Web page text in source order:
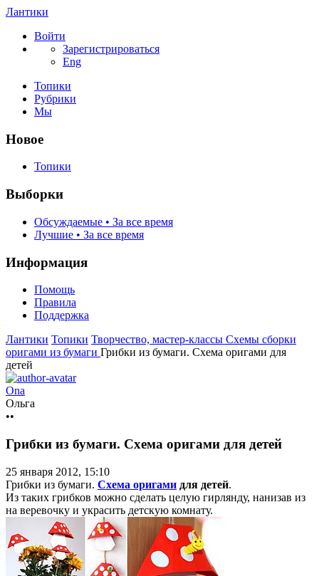
Лантики
Войти
Зарегистрироваться
Eng
Топики
Рубрики
Мы
Новое
Топики
Выборки
Обсуждаемые • За все время
Лучшие • За все время
Информация
Помощь
Правила
Поддержка
Лантики Топики Творчество, мастер-классы Схемы сборки
оригами из бумаги Грибки из бумаги. Схема оригами для
детей
Ona
Ольга
••
Грибки из бумаги. Схема оригами для детей
25 января 2012, 15:10
Грибки из бумаги. Схема оригами для детей.
Из таких грибков можно сделать целую гирлянду, нанизав из
на веревочку и украсить детскую комнату.